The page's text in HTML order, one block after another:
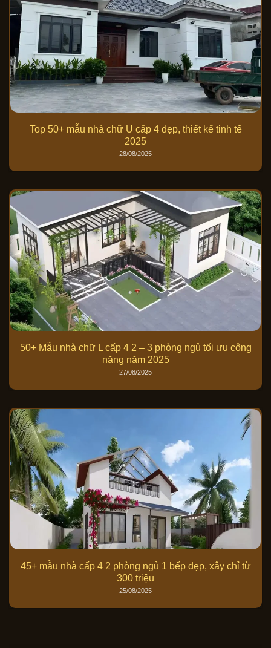
Top 50+ mẫu nhà chữ U cấp 4 đẹp, thiết kế tinh tế
2025
28/08/2025
50+ Mẫu nhà chữ L cấp 4 2 – 3 phòng ngủ tối ưu công
năng năm 2025
27/08/2025
45+ mẫu nhà cấp 4 2 phòng ngủ 1 bếp đẹp, xây chỉ từ
300 triệu
25/08/2025